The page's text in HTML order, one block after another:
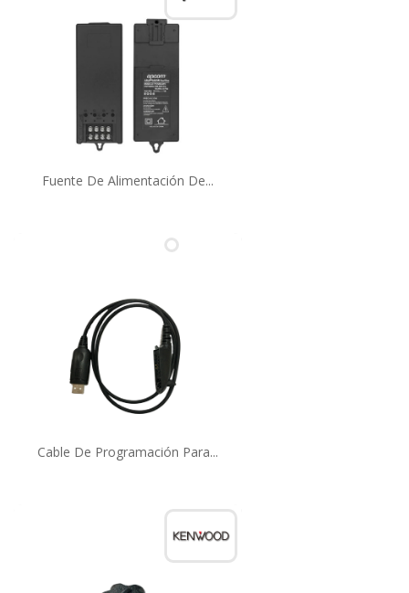
Fuente De Alimentación De...
Cable De Programación Para...